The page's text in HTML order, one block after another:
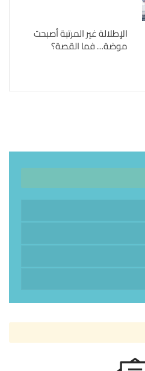
الإطلالة غير المرتبة أصبحت
موضة… فما القصة؟